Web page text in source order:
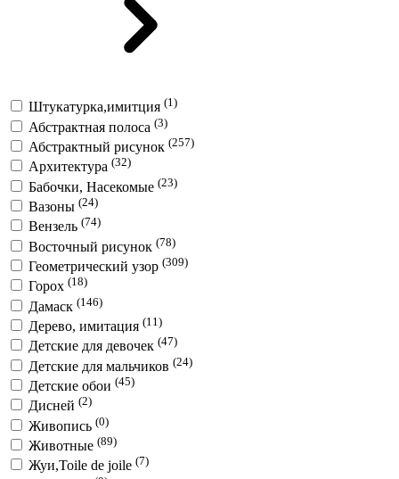
Штукатурка,имитция (1)
Абстрактная полоса (3)
Абстрактный рисунок (257)
Архитектура (32)
Бабочки, Насекомые (23)
Вазоны (24)
Вензель (74)
Восточный рисунок (78)
Геометрический узор (309)
Горох (18)
Дамаск (146)
Дерево, имитация (11)
Детские для девочек (47)
Детские для мальчиков (24)
Детские обои (45)
Дисней (2)
Живопись (0)
Животные (89)
Жуи,Toile de joile (7)